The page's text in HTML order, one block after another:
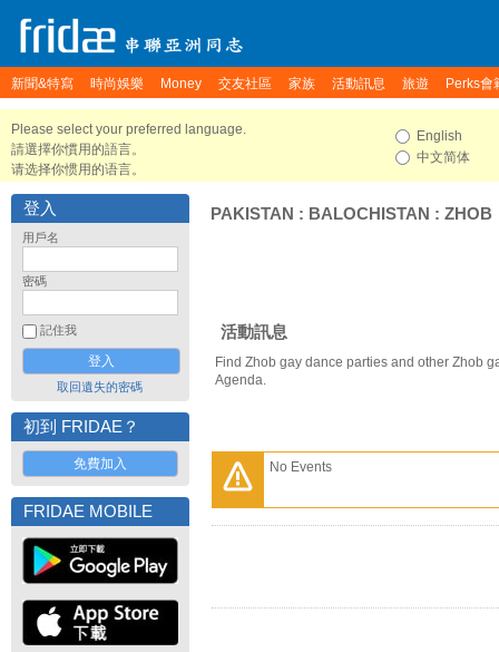
新聞&特寫 時尚娛樂 Money 交友社區 家族 活動訊息 旅遊 Perks會
Please select your preferred language.
請選擇你慣用的語言。
请选择你惯用的语言。
English
中文简体
登入
用戶名
密碼
記住我
取回遺失的密碼
初到 FRIDAE？
免費加入
FRIDAE MOBILE
PAKISTAN : BALOCHISTAN : ZHOB
活動訊息
Find Zhob gay dance parties and other Zhob
Agenda.
No Events